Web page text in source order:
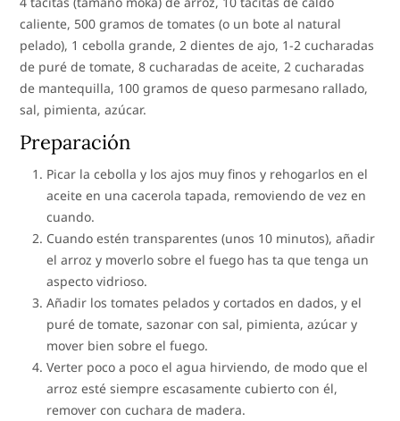
caliente, 500 gramos de tomates (o un bote al natural
pelado), 1 cebolla grande, 2 dientes de ajo, 1-2 cucharadas
de puré de tomate, 8 cucharadas de aceite, 2 cucharadas
de mantequilla, 100 gramos de queso parmesano rallado,
sal, pimienta, azúcar.
Preparación
Picar la cebolla y los ajos muy finos y rehogarlos en el
aceite en una cacerola tapada, removiendo de vez en
cuando.
Cuando estén transparentes (unos 10 minutos), añadir
el arroz y moverlo sobre el fuego has ta que tenga un
aspecto vidrioso.
Añadir los tomates pelados y cortados en dados, y el
puré de tomate, sazonar con sal, pimienta, azúcar y
mover bien sobre el fuego.
Verter poco a poco el agua hirviendo, de modo que el
arroz esté siempre escasamente cubierto con él,
remover con cuchara de madera.